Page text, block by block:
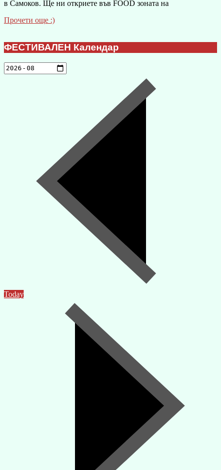
в Самоков. Ще ни откриете във FOOD зоната на
Прочети още :)
ФЕСТИВАЛЕН Календар
Today